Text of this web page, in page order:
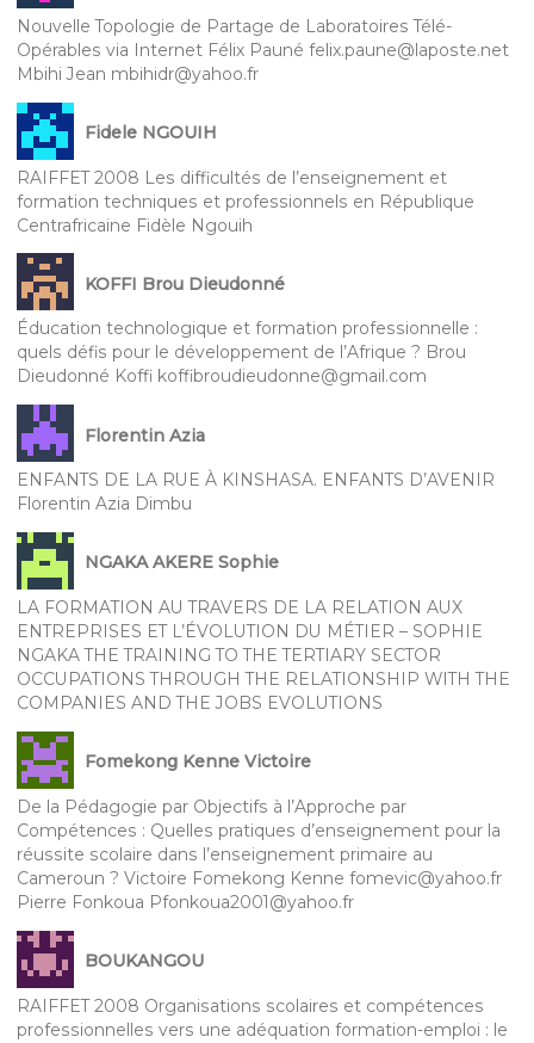
Nouvelle Topologie de Partage de Laboratoires Télé-
Opérables via Internet Félix Pauné felix.paune@laposte.net
Mbihi Jean mbihidr@yahoo.fr
Fidele NGOUIH
RAIFFET 2008 Les difficultés de l’enseignement et
formation techniques et professionnels en République
Centrafricaine Fidèle Ngouih
KOFFI Brou Dieudonné
Éducation technologique et formation professionnelle :
quels défis pour le développement de l’Afrique ? Brou
Dieudonné Koffi koffibroudieudonne@gmail.com
Florentin Azia
ENFANTS DE LA RUE À KINSHASA. ENFANTS D’AVENIR
Florentin Azia Dimbu
NGAKA AKERE Sophie
LA FORMATION AU TRAVERS DE LA RELATION AUX
ENTREPRISES ET L’ÉVOLUTION DU MÉTIER – SOPHIE
NGAKA THE TRAINING TO THE TERTIARY SECTOR
OCCUPATIONS THROUGH THE RELATIONSHIP WITH THE
COMPANIES AND THE JOBS EVOLUTIONS
Fomekong Kenne Victoire
De la Pédagogie par Objectifs à l’Approche par
Compétences : Quelles pratiques d’enseignement pour la
réussite scolaire dans l’enseignement primaire au
Cameroun ? Victoire Fomekong Kenne fomevic@yahoo.fr
Pierre Fonkoua Pfonkoua2001@yahoo.fr
BOUKANGOU
RAIFFET 2008 Organisations scolaires et compétences
professionnelles vers une adéquation formation-emploi : le